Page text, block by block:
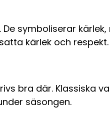
symboliserar kärlek,
kärlek och respekt.
bra där. Klassiska
säsongen.